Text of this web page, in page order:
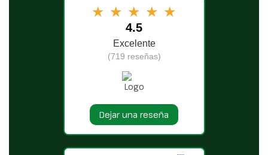
★ ★ ★ ★ ★
4.5
Excelente
(719 reseñas)
Dejar una reseña